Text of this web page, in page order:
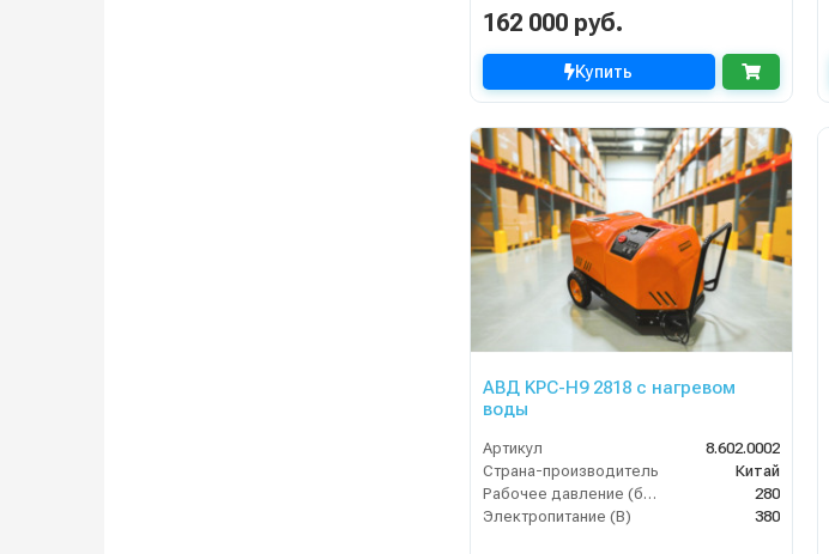
162 000 руб.
Купить
АВД KPC-H9 2818 с нагревом
воды
Артикул
8.602.0002
Страна-производитель
Китай
Рабочее давление (бар)
280
Электропитание (В)
380